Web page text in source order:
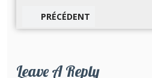
PRÉCÉDENT
Leave A Reply